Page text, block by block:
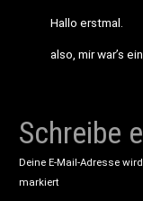
Hallo erstmal.
also, mir war’s
Schreibe
Deine E-Mail-Adresse
markiert